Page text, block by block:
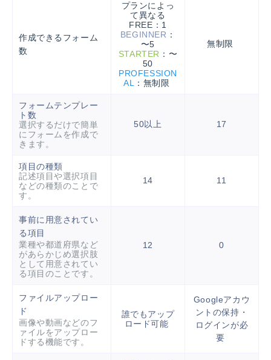
作成できるフォーム
数
プランによっ
て異なる
FREE ：1
BEGINNER ：
〜5
STARTER ：〜
50
PROFESSION
AL ：無制限
無制限
フォームテンプレー
ト数
選択するだけで簡単
にフォームを作成で
きます。
50以上 17
項目の種類
記述項目や選択項目
などの種類のことで
す。
14 11
事前に用意されてい
る項目
業種や都道府県など
があらかじめ選択肢
として用意されてい
る項目のことです。
12 0
ファイルアップロー
ド
画像や動画などのフ
ァイルをアップロー
ドする機能です。
誰でもアップ
ロード可能
Googleアカウ
ントの保持・
ログインが必
要